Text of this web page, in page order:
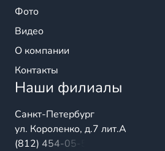
Фото
Видео
О компании
Контакты
Наши филиалы
Санкт-Петербург
ул. Короленко, д.7 лит.А
(812) 454-05-54